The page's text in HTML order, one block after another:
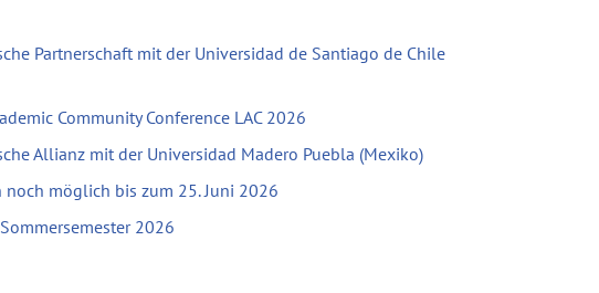
Partnerschaft mit der Universidad de Santiago de Chile
Community Conference LAC 2026
Allianz mit der Universidad Madero Puebla (Mexiko)
möglich bis zum 25. Juni 2026
2026